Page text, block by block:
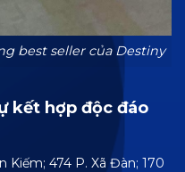
best seller của Destiny
kết hợp độc đáo
Kiếm; 474 P. Xã Đàn; 170